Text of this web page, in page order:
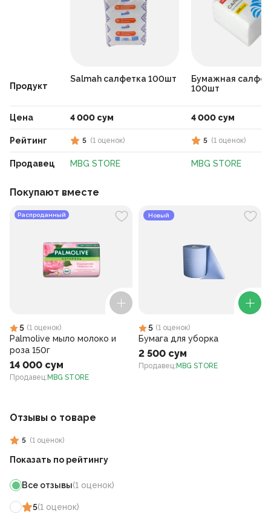
Продукт
Цена
Рейтинг
Продавец
Salmah салфетка 100шт
4 000 сум
5 (1 оценок)
MBG STORE
Бумажная
100шт
4 000 сум
5 (1 оценок)
MBG STORE
Покупают вместе
Распроданный
5 (1 оценок)
Palmolive мыло молоко и
роза 150г
14 000 сум
Продавец: MBG STORE
Новый
5 (1 оценок)
Бумага для уборка
2 500 сум
Продавец: MBG STORE
Отзывы о товаре
5 (1 оценок)
Показать по рейтингу
Все отзывы(1 оценок)
5(1 оценок)